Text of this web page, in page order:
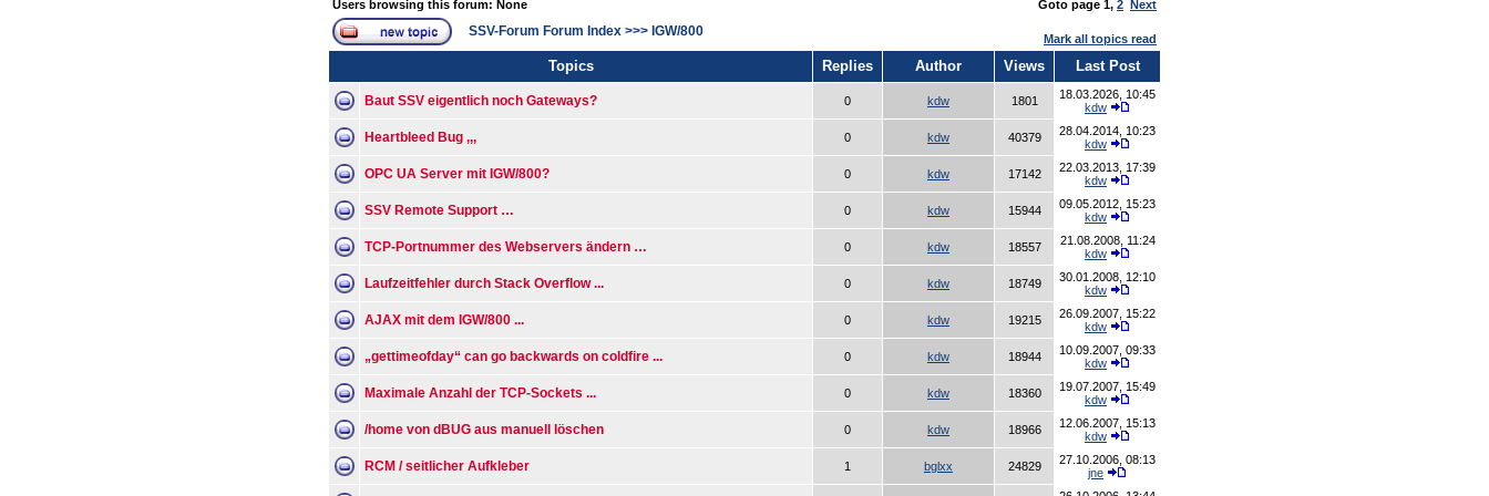
Users browsing this forum: None Goto page 1, 2 Next
SSV-Forum Forum Index >>> IGW/800 Mark all topics read
Topics Replies Author Views Last Post
Baut SSV eigentlich noch Gateways? 0 kdw 1801
18.03.2026, 10:45
kdw
Heartbleed Bug ,,, 0 kdw 40379
28.04.2014, 10:23
kdw
OPC UA Server mit IGW/800? 0 kdw 17142
22.03.2013, 17:39
kdw
SSV Remote Support … 0 kdw 15944
09.05.2012, 15:23
kdw
TCP-Portnummer des Webservers ändern … 0 kdw 18557
21.08.2008, 11:24
kdw
Laufzeitfehler durch Stack Overflow ... 0 kdw 18749
30.01.2008, 12:10
kdw
AJAX mit dem IGW/800 ... 0 kdw 19215
26.09.2007, 15:22
kdw
„gettimeofday“ can go backwards on coldfire ... 0 kdw 18944
10.09.2007, 09:33
kdw
Maximale Anzahl der TCP-Sockets ... 0 kdw 18360
19.07.2007, 15:49
kdw
/home von dBUG aus manuell löschen 0 kdw 18966
12.06.2007, 15:13
kdw
RCM / seitlicher Aufkleber 1 bglxx 24829
27.10.2006, 08:13
jne